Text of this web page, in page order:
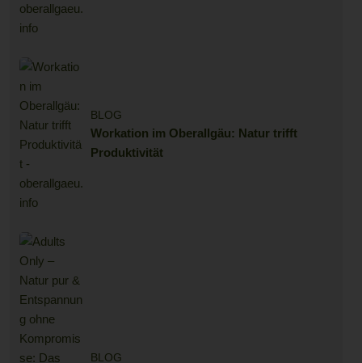
BLOG
Workation im Oberallgäu: Natur trifft
Produktivität
BLOG